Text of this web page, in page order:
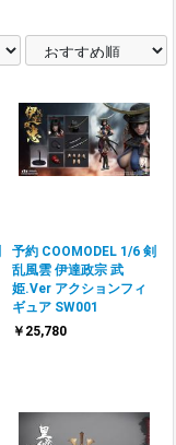
予約 COOMODEL 1/6 剣
乱風雲 伊達政宗 武
姫.Ver アクションフィ
ギュア SW001
￥25,780